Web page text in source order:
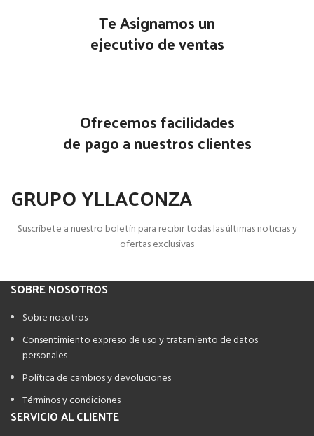
Te Asignamos un
ejecutivo de ventas
Ofrecemos facilidades
de pago a nuestros clientes
GRUPO YLLACONZA
Suscríbete a nuestro boletín para recibir todas las últimas noticias y
ofertas exclusivas
SOBRE NOSOTROS
Sobre nosotros
Consentimiento expreso de uso y tratamiento de datos
personales
Política de cambios y devoluciones
Términos y condiciones
SERVICIO AL CLIENTE